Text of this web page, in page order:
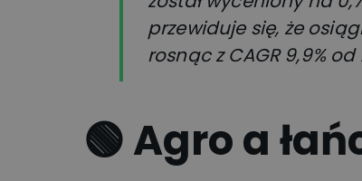
przewiduje się, że
rosnąc z CAGR 9,9%
🟢 Agro a